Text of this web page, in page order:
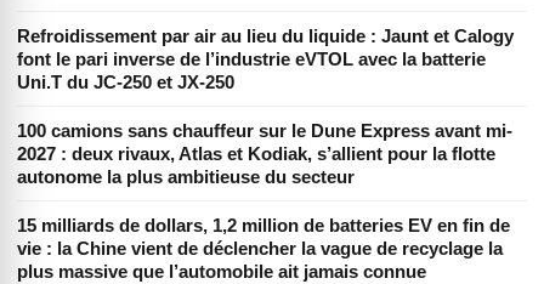
Refroidissement par air au lieu du liquide : Jaunt et Calogy
font le pari inverse de l’industrie eVTOL avec la batterie
Uni.T du JC-250 et JX-250
100 camions sans chauffeur sur le Dune Express avant mi-
2027 : deux rivaux, Atlas et Kodiak, s’allient pour la flotte
autonome la plus ambitieuse du secteur
15 milliards de dollars, 1,2 million de batteries EV en fin de
vie : la Chine vient de déclencher la vague de recyclage la
plus massive que l’automobile ait jamais connue